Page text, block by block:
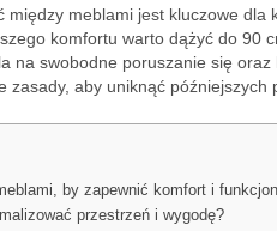
meblami jest kluczowe dla
komfortu warto dążyć do 90
na swobodne poruszanie się
aby uniknąć
by zapewnić komfort i
przestrzeń i wygodę?